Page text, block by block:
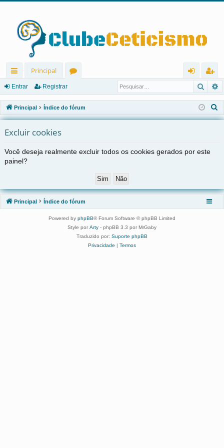
in
ks
rá
pi
os
Principal
u
ns
ra
r
eg
ist
ra
Entrar Registrar
Principal Índice do fórum
e
r
Excluir cookies
Você deseja realmente excluir todos os cookies gerados por este
painel?
Principal Índice do fórum
Powered by phpBB® Forum Software © phpBB Limited
Style por Arty - phpBB 3.3 por MrGaby
Traduzido por: Suporte phpBB
Privacidade | Termos